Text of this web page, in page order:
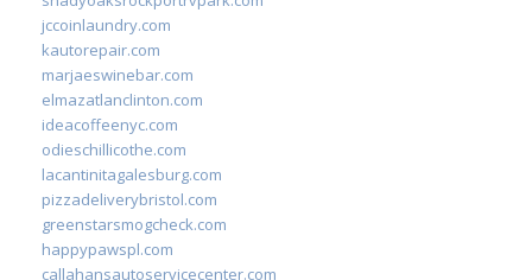
jccoinlaundry.com
kautorepair.com
marjaeswinebar.com
elmazatlanclinton.com
ideacoffeenyc.com
odieschillicothe.com
lacantinitagalesburg.com
pizzadeliverybristol.com
greenstarsmogcheck.com
happypawspl.com
callahansautoservicecenter.com